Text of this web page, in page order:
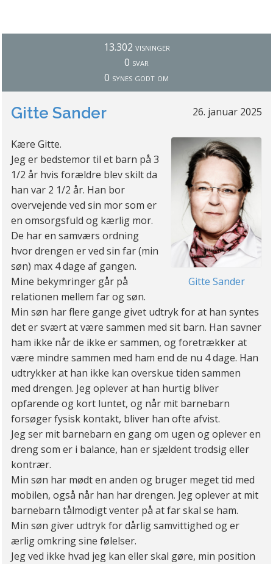
13.302 visninger
0 svar
0 synes godt om
26. januar 2025
Gitte Sander
Gitte Sander
Kære Gitte.
Jeg er bedstemor til et barn på 3
1/2 år hvis forældre blev skilt da
han var 2 1/2 år. Han bor
overvejende ved sin mor som er
en omsorgsfuld og kærlig mor.
De har en samværs ordning
hvor drengen er ved sin far (min
søn) max 4 dage af gangen.
Mine bekymringer går på
relationen mellem far og søn.
Min søn har flere gange givet udtryk for at han syntes
det er svært at være sammen med sit barn. Han savner
ham ikke når de ikke er sammen, og foretrækker at
være mindre sammen med ham end de nu 4 dage. Han
udtrykker at han ikke kan overskue tiden sammen
med drengen. Jeg oplever at han hurtig bliver
opfarende og kort luntet, og når mit barnebarn
forsøger fysisk kontakt, bliver han ofte afvist.
Jeg ser mit barnebarn en gang om ugen og oplever en
dreng som er i balance, han er sjældent trodsig eller
kontrær.
Min søn har mødt en anden og bruger meget tid med
mobilen, også når han har drengen. Jeg oplever at mit
barnebarn tålmodigt venter på at far skal se ham.
Min søn giver udtryk for dårlig samvittighed og er
ærlig omkring sine følelser.
Jeg ved ikke hvad jeg kan eller skal gøre, min position